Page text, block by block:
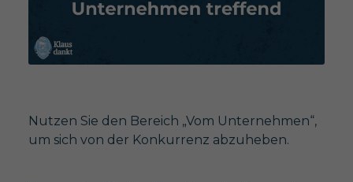
Nutzen Sie den Bereich „Vom Unternehmen“,
um sich von der Konkurrenz abzuheben.